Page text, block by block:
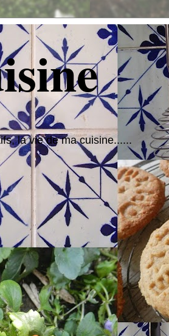
la vie de ma cuisine......